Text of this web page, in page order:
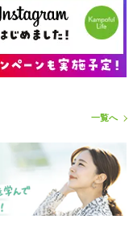
一覧へ